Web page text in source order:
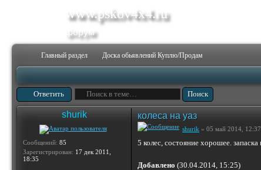
www.pskov4x4.ru
форум
Главный раздел Доска обьявлений Куплю/Продам
Ответить
shurik
Сообщений: 85
Зарегистрирован: 17 дек 2011,
18:35
колеса на уаз
shurik » 05 май 2014, 12:37
5 колес, состояние хорошее.
Добавлено (30.04.2014, 15:25)